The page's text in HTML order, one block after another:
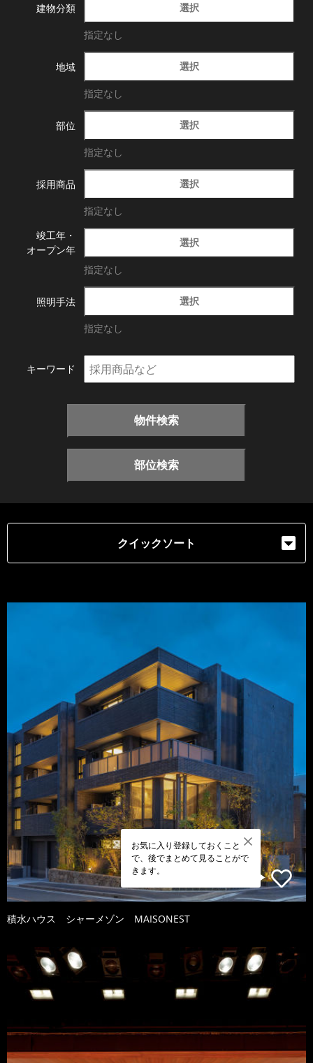
建物分類 選択
指定なし
地域 選択
指定なし
部位 選択
指定なし
採用商品 選択
指定なし
竣工年・
オープン年
選択
指定なし
照明手法 選択
指定なし
キーワード
物件検索
部位検索
クイックソート
お気に入り登録しておくこと
で、後でまとめて見ることがで
きます。
積水ハウス シャーメゾン MAISONEST